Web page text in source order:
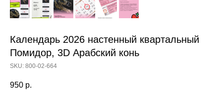
Календарь 2026 настенный квартальный
Помидор, 3D Арабский конь
SKU: 800-02-664
950 р.